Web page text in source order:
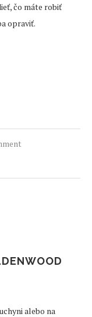
čo máte robiť
opraviť.
alebo na